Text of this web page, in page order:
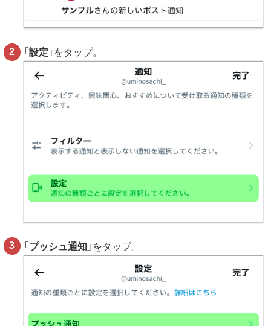
「設定 」をタップ。
「 プッシュ通知 」をタップ。